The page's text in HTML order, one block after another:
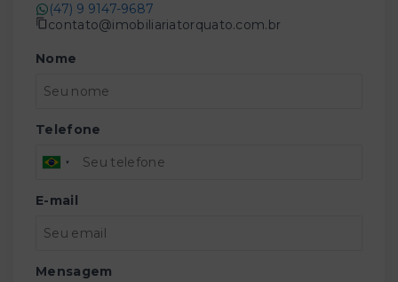
(47) 9 9147-9687
contato@imobiliariatorquato.com.br
Nome
Telefone
E-mail
Mensagem